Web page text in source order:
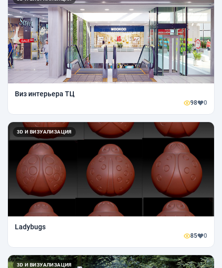
Виз интерьера ТЦ
98 0
3D И ВИЗУАЛИЗАЦИЯ
Ladybugs
85 0
3D И ВИЗУАЛИЗАЦИЯ